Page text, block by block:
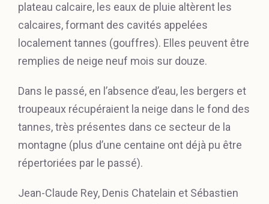
plateau calcaire, les eaux de pluie altèrent les
calcaires, formant des cavités appelées
localement tannes (gouffres). Elles peuvent être
remplies de neige neuf mois sur douze.
Dans le passé, en l’absence d’eau, les bergers et
troupeaux récupéraient la neige dans le fond des
tannes, très présentes dans ce secteur de la
montagne (plus d’une centaine ont déjà pu être
répertoriées par le passé).
Jean-Claude Rey, Denis Chatelain et Sébastien